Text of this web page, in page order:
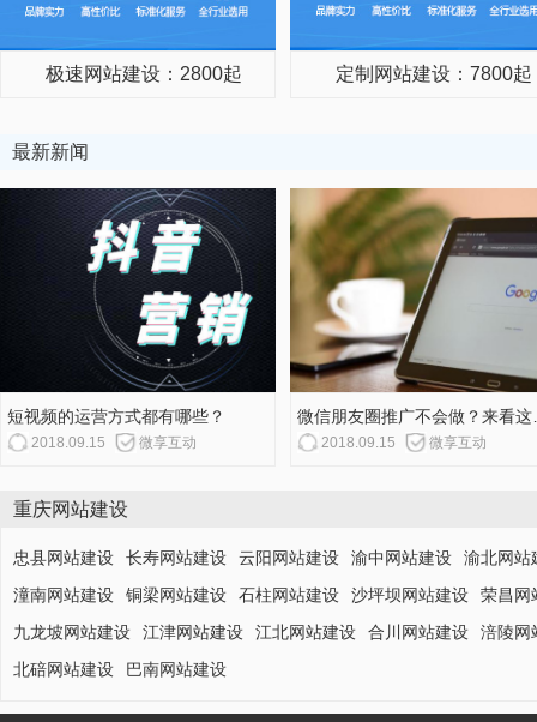
极速网站建设：2800起 定制网站建设：7800起
最新新闻
短视频的运营方式都有哪些？
2018.09.15 微享互动
微信
2018.09.15 微享互动
重庆网站建设
忠县网站建设 长寿网站建设 云阳网站建设 渝中网站建设
渝北网站
潼南网站建设
铜梁网站建设 石柱网站建设 沙坪坝网站建设
荣昌网
九龙坡网站建设
江津网站建设 江北网站建设 合川网站建设
涪陵网
北碚网站建设
巴南网站建设